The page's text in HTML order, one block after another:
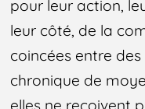
pour leur action,
leur côté, de la
coincées entre
chronique de
elles ne reçoivent